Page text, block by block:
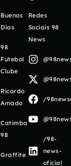
Buenos
Días
98
Futebol
Clube
Ricardo
Amado
Catimba
98
Graffite
Redes
Sociais 98
News
/
/98-
news-
oficial